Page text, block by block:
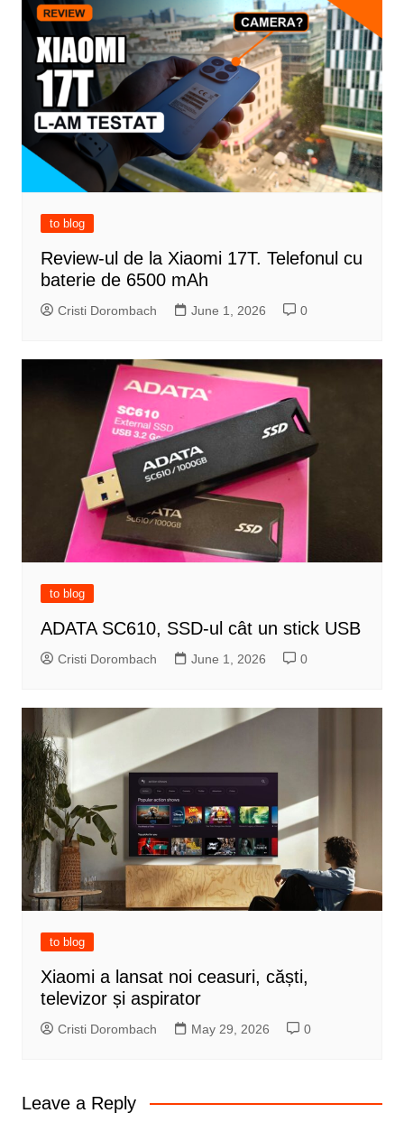
to blog
Review-ul de la Xiaomi 17T. Telefonul cu
baterie de 6500 mAh
Cristi Dorombach June 1, 2026 0
to blog
ADATA SC610, SSD-ul cât un stick USB
Cristi Dorombach June 1, 2026 0
to blog
Xiaomi a lansat noi ceasuri, căști,
televizor și aspirator
Cristi Dorombach May 29, 2026 0
Leave a Reply